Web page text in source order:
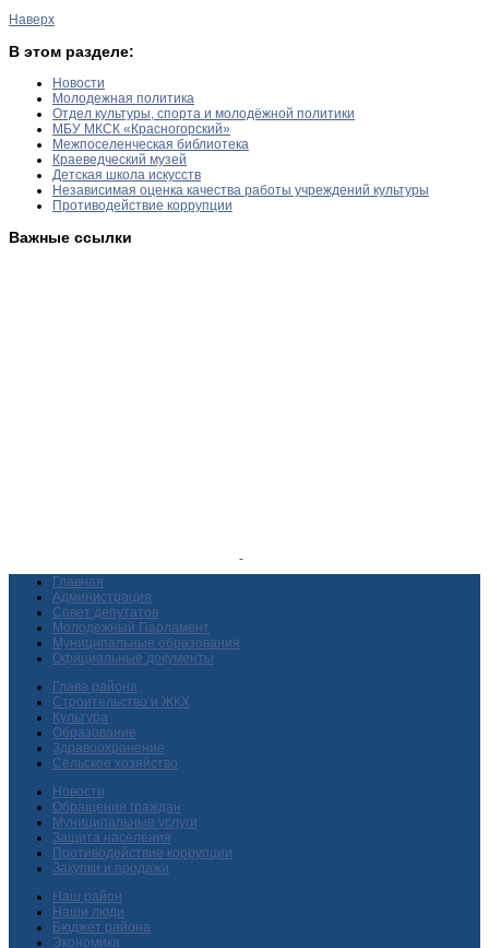
Наверх
В этом разделе:
Новости
Молодежная политика
Отдел культуры, спорта и молодёжной политики
МБУ МКСК «Красногорский»
Межпоселенческая библиотека
Краеведческий музей
Детская школа искусств
Независимая оценка качества работы учреждений культуры
Противодействие коррупции
Важные ссылки
Главная
Администрация
Совет депутатов
Молодежный Парламент
Муниципальные образования
Официальные документы
Глава района
Строительство и ЖКХ
Культура
Образование
Здравоохранение
Сельское хозяйство
Новости
Обращения граждан
Муниципальные услуги
Защита населения
Противодействие коррупции
Закупки и продажи
Наш район
Наши люди
Бюджет района
Экономика